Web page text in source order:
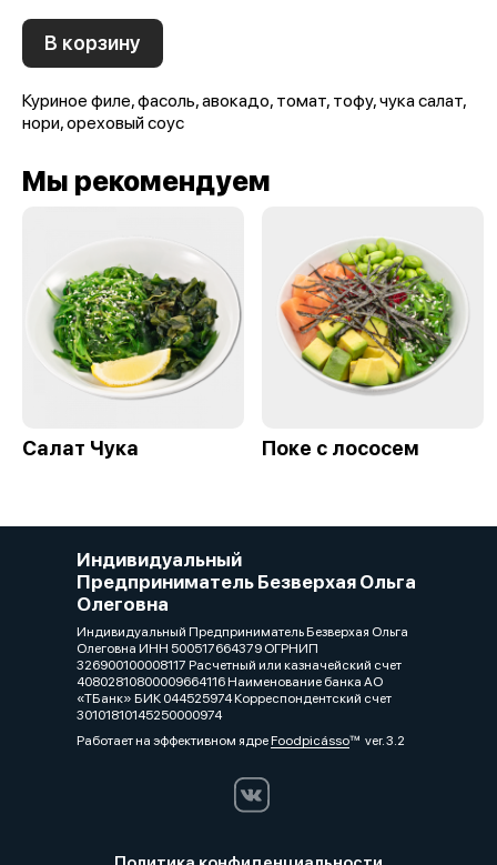
В корзину
Куриное филе, фасоль, авокадо, томат, тофу, чука салат,
нори, ореховый соус
Мы рекомендуем
Салат Чука Поке с лососем
Индивидуальный
Предприниматель Безверхая Ольга
Олеговна
Индивидуальный Предприниматель Безверхая Ольга
Олеговна ИНН 500517664379 ОГРНИП
326900100008117 Расчетный или казначейский счет
40802810800009664116 Наименование банка АО
«ТБанк» БИК 044525974 Корреспондентский счет
30101810145250000974
Работает на эффективном ядреFoodpicássover. 3.2